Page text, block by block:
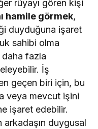
rüyayı gören kişi
hamile görmek,
duyduğuna işaret
sahibi olma
daha fazla
İş
geçen biri için, bu
veya mevcut işini
işaret edebilir.
arkadaşın duygusal